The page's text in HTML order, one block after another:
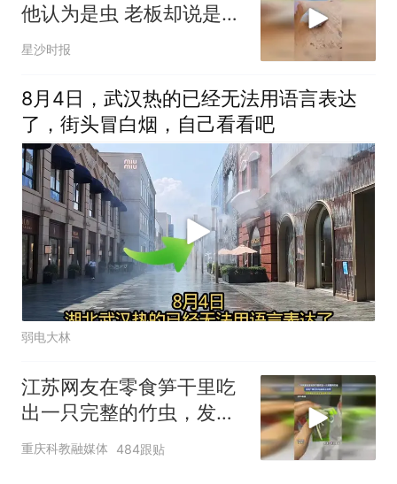
他认为是虫 老板却说是小
皮皮虾，大家对此怎么看
星沙时报
8月4日，武汉热的已经无法用语言表达
了，街头冒白烟，自己看看吧
弱电大林
江苏网友在零食笋干里吃
出一只完整的竹虫，发现
厂家已在包装袋上注明“竹
笋原生态，无法避免有竹
重庆科教融媒体 484跟贴